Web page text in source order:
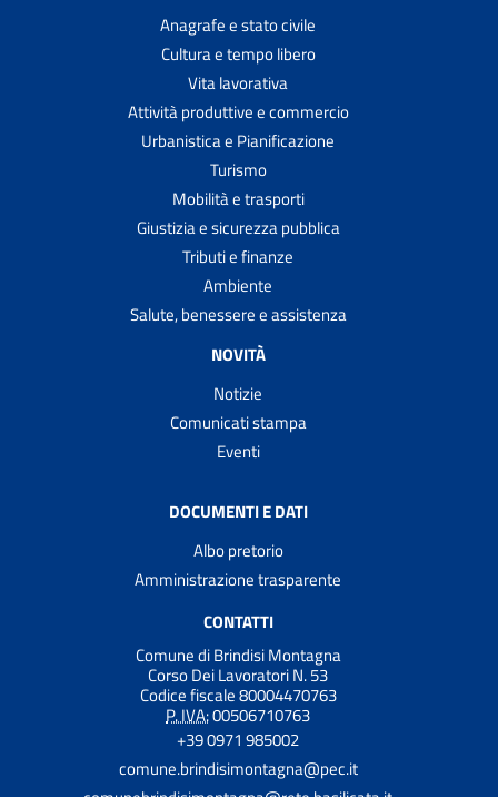
Anagrafe e stato civile
Cultura e tempo libero
Vita lavorativa
Attività produttive e commercio
Urbanistica e Pianificazione
Turismo
Mobilità e trasporti
Giustizia e sicurezza pubblica
Tributi e finanze
Ambiente
Salute, benessere e assistenza
NOVITÀ
Notizie
Comunicati stampa
Eventi
DOCUMENTI E DATI
Albo pretorio
Amministrazione trasparente
CONTATTI
Comune di Brindisi Montagna
Corso Dei Lavoratori N. 53
Codice fiscale 80004470763
P. IVA:00506710763
+39 0971 985002
comune.brindisimontagna@pec.it